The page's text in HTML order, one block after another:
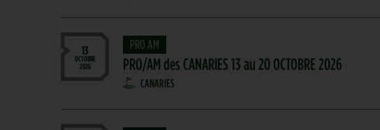
13
OCTOBRE
2026
PRO AM
PRO/AM des CANARIES 13 au 20 OCTOBRE 2026
CANARIES